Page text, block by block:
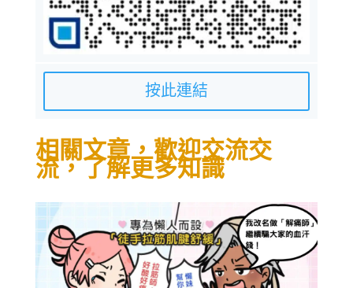
按此連結
相關文章，歡迎交流交
流，了解更多知識